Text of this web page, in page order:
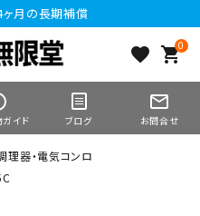
月の長期補償
favorite 0
shopping_cart
イド ブログ
mail_outline
お問合せ
理器・電気コンロ